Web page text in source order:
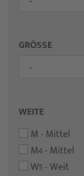
GRÖSSE
WEITE
M - Mittel
M4 - Mittel
W5 - Weit